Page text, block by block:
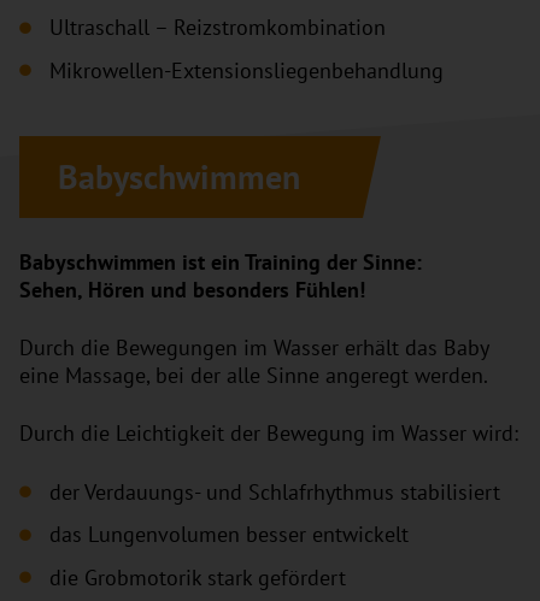
Ultraschall – Reizstromkombination
Mikrowellen-Extensionsliegenbehandlung
Babyschwimmen
Babyschwimmen ist ein Training der Sinne:
Sehen, Hören und besonders Fühlen!
Durch die Bewegungen im Wasser erhält das Baby
eine Massage, bei der alle Sinne angeregt werden.
Durch die Leichtigkeit der Bewegung im Wasser wird:
der Verdauungs- und Schlafrhythmus stabilisiert
das Lungenvolumen besser entwickelt
die Grobmotorik stark gefördert